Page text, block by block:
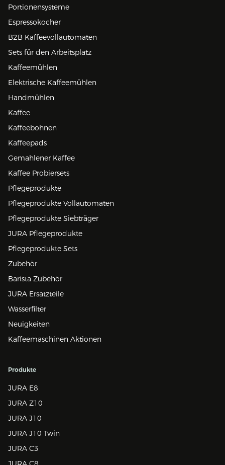
Portionensysteme
Espressokocher
B2B Kaffeevollautomaten
Sets für den Arbeitsplatz
Kaffeemühlen
Elektrische Kaffeemühlen
Handmühlen
Kaffee
Kaffeebohnen
Kaffeepads
Gemahlener Kaffee
Kaffee Probiersets
Pflegeprodukte
Pflegeprodukte Vollautomaten
Pflegeprodukte Siebträger
JURA Pflegeprodukte
Pflegeprodukte Sets
Zubehör
Barista Zubehör
JURA Ersatzteile
Wasserfilter
Neuigkeiten
Kaffeemaschinen Aktionen
Produkte
JURA E8
JURA Z10
JURA J10
JURA J10 Twin
JURA C3